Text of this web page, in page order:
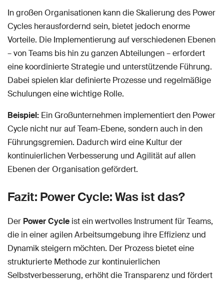
In großen Organisationen kann die Skalierung des Power
Cycles herausfordernd sein, bietet jedoch enorme
Vorteile. Die Implementierung auf verschiedenen Ebenen
– von Teams bis hin zu ganzen Abteilungen – erfordert
eine koordinierte Strategie und unterstützende Führung.
Dabei spielen klar definierte Prozesse und regelmäßige
Schulungen eine wichtige Rolle.
Beispiel: Ein Großunternehmen implementiert den Power
Cycle nicht nur auf Team-Ebene, sondern auch in den
Führungsgremien. Dadurch wird eine Kultur der
kontinuierlichen Verbesserung und Agilität auf allen
Ebenen der Organisation gefördert.
Fazit: Power Cycle: Was ist das?
Der Power Cycle ist ein wertvolles Instrument für Teams,
die in einer agilen Arbeitsumgebung ihre Effizienz und
Dynamik steigern möchten. Der Prozess bietet eine
strukturierte Methode zur kontinuierlichen
Selbstverbesserung, erhöht die Transparenz und fördert